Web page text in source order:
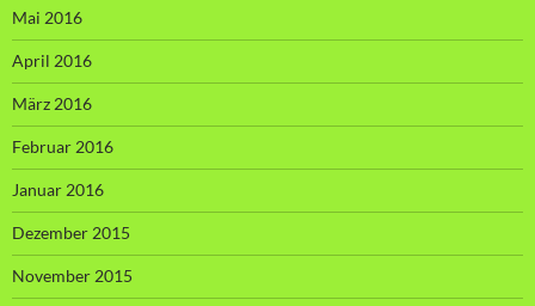
Mai 2016
April 2016
März 2016
Februar 2016
Januar 2016
Dezember 2015
November 2015